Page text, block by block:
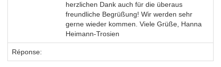
herzlichen Dank auch für die überaus
freundliche Begrüßung! Wir werden sehr
gerne wieder kommen. Viele Grüße, Hanna
Heimann-Trosien
Réponse: